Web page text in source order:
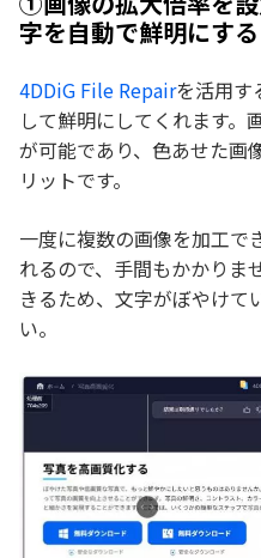
字を自動で鮮明にす
4DDiG File Repairを活用す
して鮮明にしてくれます。
が可能であり、色あせた画
リットです。
一度に複数の画像を加工で
れるので、手間もかかりま
きるため、文字がぼやけて
い。